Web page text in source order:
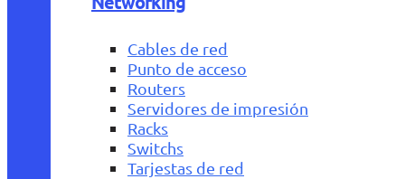
Cables de red
Punto de acceso
Routers
Servidores de impresión
Racks
Switchs
Tarjestas de red